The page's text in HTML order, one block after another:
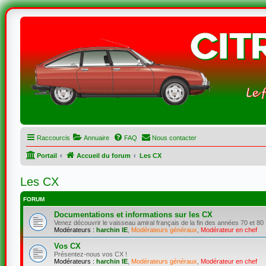
Raccourcis Annuaire FAQ Nous contacter
Portail Accueil du forum Les CX
Les CX
FORUM
Documentations et informations sur les CX
Venez découvrir le vaisseau amiral français de la fin des années 70 et 80
Modérateurs : harchin IE, Modérateurs généraux Modérateur en chef
Vos CX
Présentez-nous vos CX !
Modérateurs : harchin IE, Modérateurs généraux Modérateur en chef